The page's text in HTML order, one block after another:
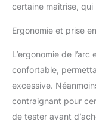
certaine maîtrise,
Ergonomie et prise
L’ergonomie de
confortable,
excessive.
contraignant pour
de tester avant